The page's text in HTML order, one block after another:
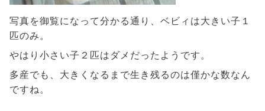
写真を御覧になって分かる通り、ベビィは大きい子１
匹のみ。
やはり小さい子２匹はダメだったようです。
多産でも、大きくなるまで生き残るのは僅かな数なん
ですね。